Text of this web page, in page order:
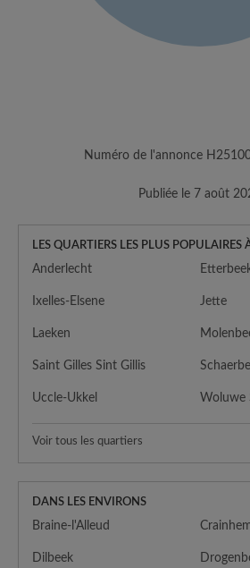
Numéro de l'annonce
Publiée le 7 août
LES QUARTIERS LES PLUS POPULAIRES
Anderlecht
Ixelles-Elsene Jette
Laeken
Saint Gilles Sint Gillis
Uccle-Ukkel
Voir tous les quartiers
DANS LES ENVIRONS
Braine-l'Alleud
Dilbeek